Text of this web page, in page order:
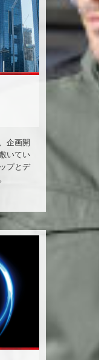
企画開
いてい
プとデ